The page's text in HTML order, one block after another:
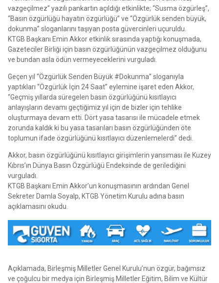
vazgeçilmez” yazılı pankartın açıldığı etkinlikte; “Susma özgürleş”,
“Basın özgürlüğü hayatın özgürlüğü” ve “Özgürlük senden büyük,
dokunma” sloganlarını taşıyan posta güvercinleri uçuruldu.
KTGB Başkanı Emin Akkor etkinlik sırasında yaptığı konuşmada,
Gazeteciler Birliği için basın özgürlüğünün vazgeçilmez olduğunu
ve bundan asla ödün vermeyeceklerini vurguladı.
Geçen yıl “Özgürlük Senden Büyük #Dokunma” sloganıyla
yaptıkları “Özgürlük İçin 24 Saat” eylemine işaret eden Akkor,
“Geçmiş yıllarda süregelen basın özgürlüğünü kısıtlayıcı
anlayışların devamı geçtiğimiz yıl için de bizler için tehlike
oluşturmaya devam etti. Dört yasa tasarısı ile mücadele etmek
zorunda kaldık ki bu yasa tasarıları basın özgürlüğünden öte
toplumun ifade özgürlüğünü kısıtlayıcı düzenlemelerdi” dedi.
Akkor, basın özgürlüğünü kısıtlayıcı girişimlerin yansıması ile Kuzey
Kıbrıs’ın Dünya Basın Özgürlüğü Endeksinde de gerilediğini
vurguladı.
KTGB Başkanı Emin Akkor’un konuşmasının ardından Genel
Sekreter Damla Soyalp, KTGB Yönetim Kurulu adına basın
açıklamasını okudu.
Açıklamada, Birleşmiş Milletler Genel Kurulu’nun özgür, bağımsız
ve çoğulcu bir medya için Birleşmiş Milletler Eğitim, Bilim ve Kültür